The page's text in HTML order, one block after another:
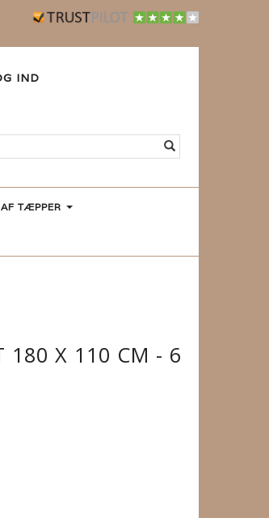
IND
TÆPPER
180 X 110 CM - 6